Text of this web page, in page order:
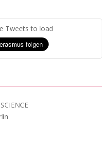
Tweets to load